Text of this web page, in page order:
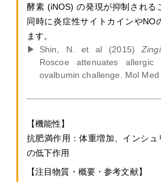
酵素 (iNOS) の発現が抑制される
同時に炎症性サイトカインやNO
ます。
Shin, N. et al (2015)
Roscoe attenuates
ovalbumin challenge. Mol Med
抗肥満作用：体重増加、 インシュ
の低下作用